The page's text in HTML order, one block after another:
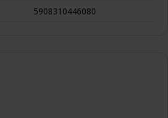
5908310446080